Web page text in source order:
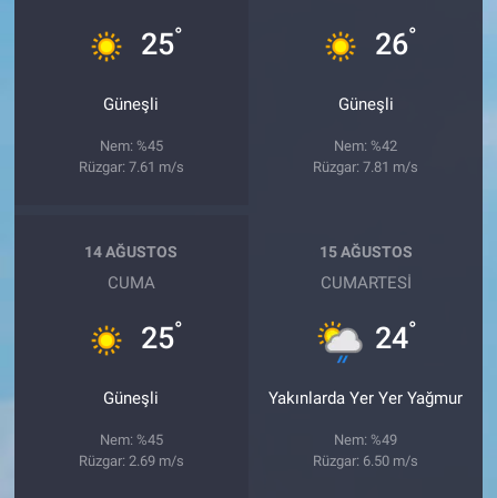
25°
Güneşli
Nem: %45
Rüzgar: 7.61 m/s
26°
Güneşli
Nem: %42
Rüzgar: 7.81 m/s
14 AĞUSTOS
CUMA
25°
Güneşli
Nem: %45
Rüzgar: 2.69 m/s
15 AĞUSTOS
CUMARTESI
24°
Yakınlarda Yer Yer Yağmur
Nem: %49
Rüzgar: 6.50 m/s